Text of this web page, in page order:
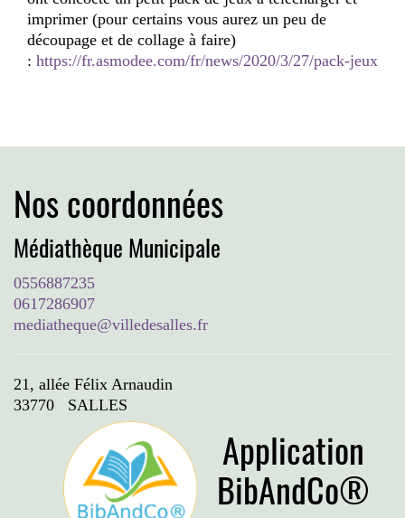
imprimer (pour certains vous aurez un peu de
découpage et de collage à faire)
: https://fr.asmodee.com/fr/news/2020/3/27/pack-jeux
Nos coordonnées
Médiathèque Municipale
0556887235
0617286907
mediatheque@villedesalles.fr
21, allée Félix Arnaudin
33770 SALLES
Application
BibAndCo®